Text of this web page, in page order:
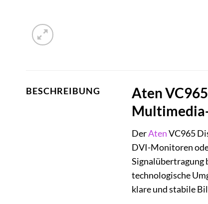
BESCHREIBUNG
Aten
DerAtenVC965
DVI-Monitoren
Signalübertragung
technologische
klare und stabile